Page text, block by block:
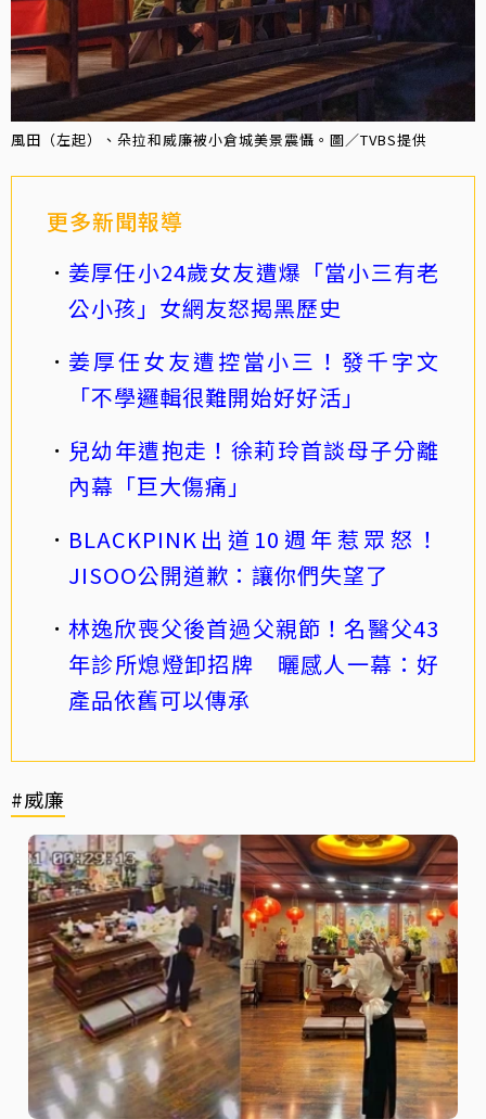
風田（左起）、朵拉和威廉被小倉城美景震懾。圖／TVBS提供
更多新聞報導
姜厚任小24歲女友遭爆「當小三有老
公小孩」女網友怒揭黑歷史
姜厚任女友遭控當小三！發千字文
「不學邏輯很難開始好好活」
兒幼年遭抱走！徐莉玲首談母子分離
內幕「巨大傷痛」
BLACKPINK出道10週年惹眾怒！
JISOO公開道歉：讓你們失望了
林逸欣喪父後首過父親節！名醫父43
年診所熄燈卸招牌 曬感人一幕：好
產品依舊可以傳承
#威廉